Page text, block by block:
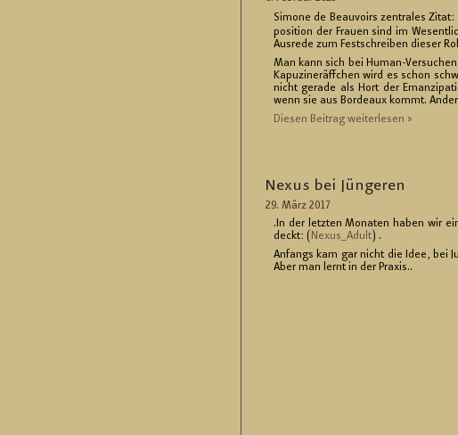
Si­mo­ne de Be­au­voirs zen­tra­les Zitat:
po­si­ti­on der Frau­en sind im
Aus­re­de zum Fest­schrei­ben die­ser
Man kann sich bei Hu­man-
Ka­pu­zi­neräff­chen wird es schon
nicht ge­ra­de als Hort der
wenn sie aus Bor­deaux kommt.
Die­sen Bei­trag wei­ter­le­sen »
Nexus bei Jün­ge­ren
29. März 2017
.In der letz­ten Mo­na­ten haben wir
deckt: ( Ne­xus_A­dult) .
An­fangs kam gar nicht die Idee, bei
Aber man lernt in der Pra­xis..